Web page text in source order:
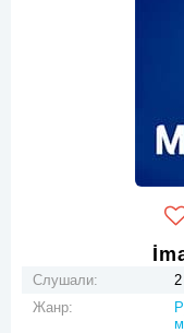
Слушали:
2
Жанр: